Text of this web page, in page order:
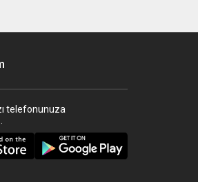
telefonunuza